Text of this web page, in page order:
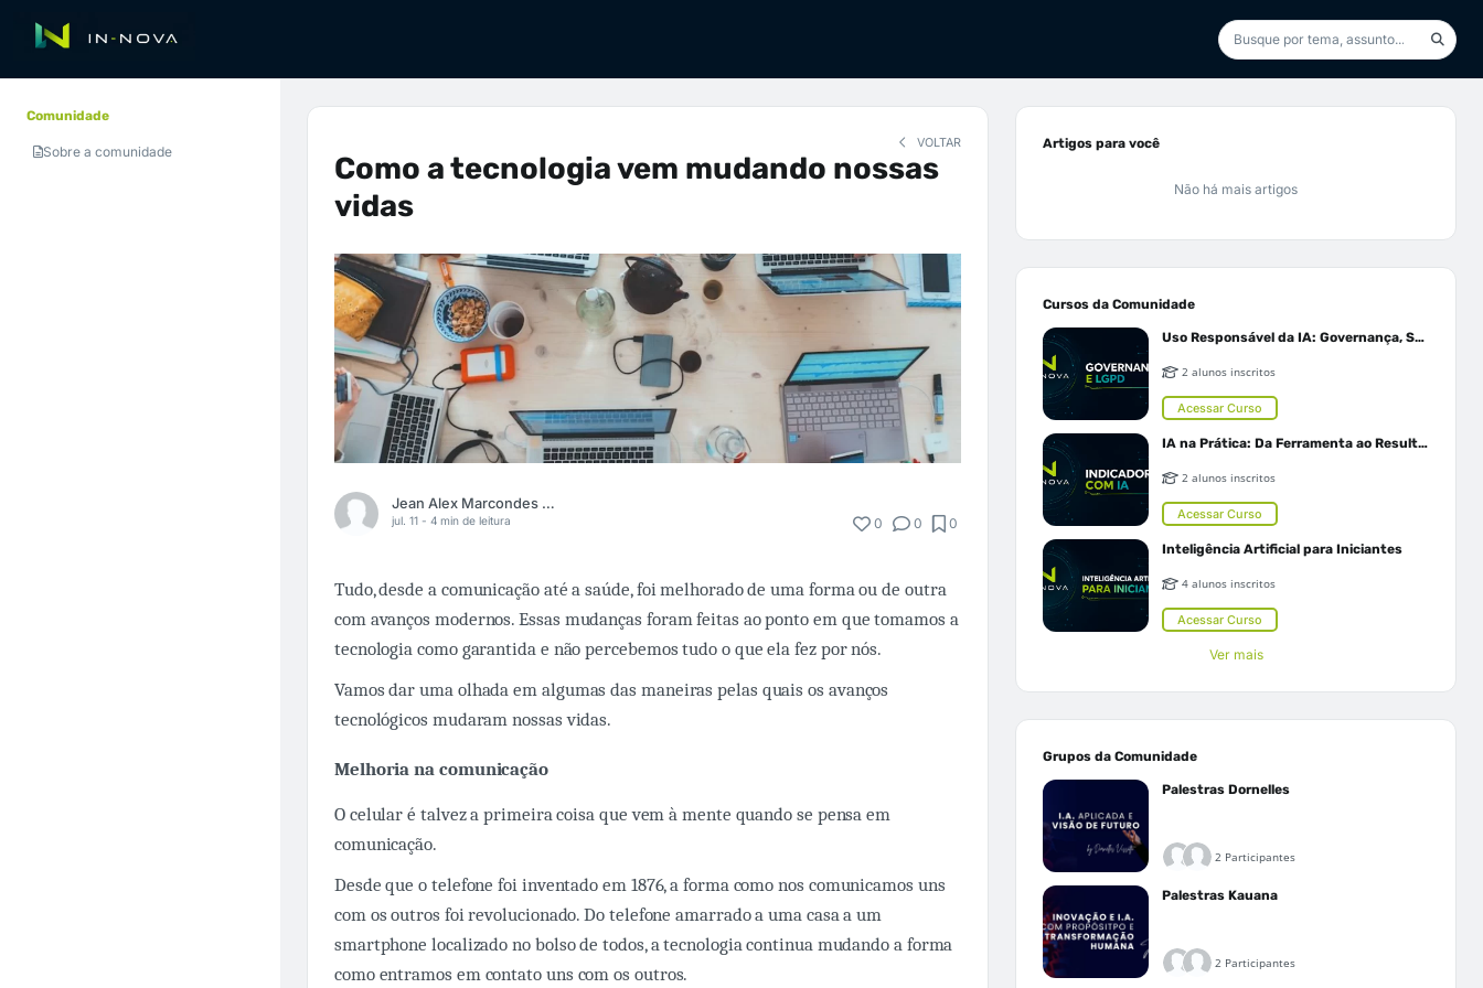
Comunidade
Sobre a comunidade
VOLTAR
Como a tecnologia vem mudando nossas
vidas
Jean Alex Marcondes Maraschin
jul. 11 - 4 min de leitura 0 0 0
Tudo, desde a comunicação até a saúde, foi melhorado de uma forma ou de outra
com avanços modernos. Essas mudanças foram feitas ao ponto em que tomamos a
tecnologia como garantida e não percebemos tudo o que ela fez por nós.
Vamos dar uma olhada em algumas das maneiras pelas quais os avanços
tecnológicos mudaram nossas vidas.
Melhoria na comunicação
O celular é talvez a primeira coisa que vem à mente quando se pensa em
comunicação.
Desde que o telefone foi inventado em 1876, a forma como nos comunicamos uns
com os outros foi revolucionado. Do telefone amarrado a uma casa a um
smartphone localizado no bolso de todos, a tecnologia continua mudando a forma
como entramos em contato uns com os outros.
Artigos para você
Não há mais artigos
Cursos da Comunidade
Uso Responsável da IA: Governança, Segurança e LGPD
2 alunos inscritos
Acessar Curso
IA na Prática: Da Ferramenta ao Resultado
2 alunos inscritos
Acessar Curso
Inteligência Artificial para Iniciantes
4 alunos inscritos
Acessar Curso
Ver mais
Grupos da Comunidade
Palestras Dornelles
2 Participantes
Palestras Kauana
2 Participantes